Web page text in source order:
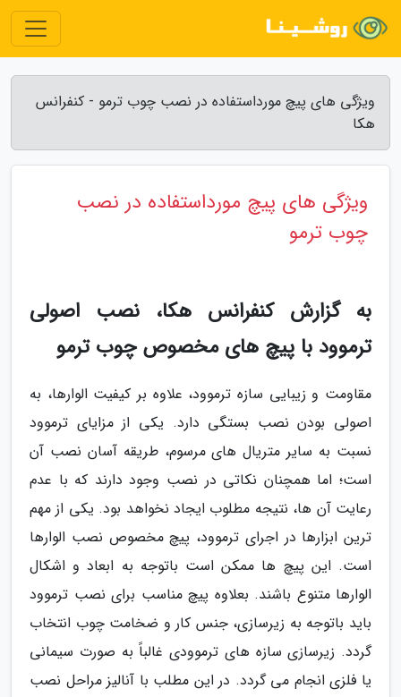
ویژگی های پیچ مورداستفاده در نصب چوب ترمو - کنفرانس
هکا
ویژگی های پیچ مورداستفاده در نصب
چوب ترمو
به گزارش کنفرانس هکا، نصب اصولی
ترموود با پیچ های مخصوص چوب ترمو
مقاومت و زیبایی سازه ترموود، علاوه بر کیفیت الوارها، به
اصولی بودن نصب بستگی دارد. یکی از مزایای ترموود
نسبت به سایر متریال های مرسوم، طریقه آسان نصب آن
است؛ اما همچنان نکاتی در نصب وجود دارند که با عدم
رعایت آن ها، نتیجه مطلوب ایجاد نخواهد بود. یکی از مهم
ترین ابزارها در اجرای ترموود، پیچ مخصوص نصب الوارها
است. این پیچ ها ممکن است باتوجه به ابعاد و اشکال
الوارها متنوع باشند. بعلاوه پیچ مناسب برای نصب ترموود
باید باتوجه به زیرسازی، جنس کار و ضخامت چوب انتخاب
گردد. زیرسازی سازه های ترموودی غالباً به صورت سیمانی
یا فلزی انجام می گردد. در این مطلب با آنالیز مراحل نصب